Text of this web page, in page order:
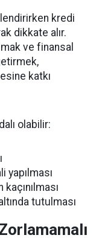
kredi
dikkate alır.
ve finansal
katkı
olabilir:
yapılması
tutulması